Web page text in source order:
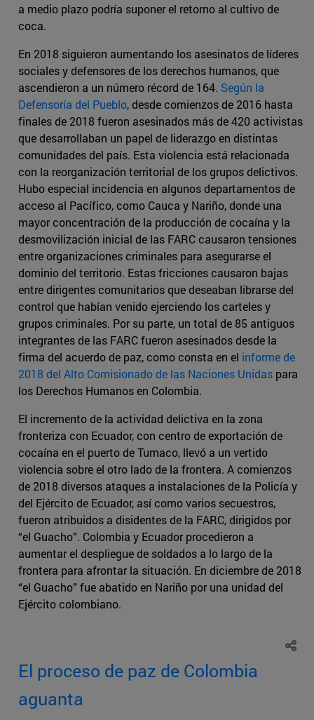
a medio plazo podría suponer el retorno al cultivo de
coca.
En 2018 siguieron aumentando los asesinatos de líderes
sociales y defensores de los derechos humanos, que
ascendieron a un número récord de 164. Según la
Defensoría del Pueblo, desde comienzos de 2016 hasta
finales de 2018 fueron asesinados más de 420 activistas
que desarrollaban un papel de liderazgo en distintas
comunidades del país. Esta violencia está relacionada
con la reorganización territorial de los grupos delictivos.
Hubo especial incidencia en algunos departamentos de
acceso al Pacífico, como Cauca y Nariño, donde una
mayor concentración de la producción de cocaína y la
desmovilización inicial de las FARC causaron tensiones
entre organizaciones criminales para asegurarse el
dominio del territorio. Estas fricciones causaron bajas
entre dirigentes comunitarios que deseaban librarse del
control que habían venido ejerciendo los carteles y
grupos criminales. Por su parte, un total de 85 antiguos
integrantes de las FARC fueron asesinados desde la
firma del acuerdo de paz, como consta en el informe de
2018 del Alto Comisionado de las Naciones Unidas para
los Derechos Humanos en Colombia.
El incremento de la actividad delictiva en la zona
fronteriza con Ecuador, con centro de exportación de
cocaína en el puerto de Tumaco, llevó a un vertido
violencia sobre el otro lado de la frontera. A comienzos
de 2018 diversos ataques a instalaciones de la Policía y
del Ejército de Ecuador, así como varios secuestros,
fueron atribuidos a disidentes de la FARC, dirigidos por
“el Guacho”. Colombia y Ecuador procedieron a
aumentar el despliegue de soldados a lo largo de la
frontera para afrontar la situación. En diciembre de 2018
“el Guacho” fue abatido en Nariño por una unidad del
Ejército colombiano.
El proceso de paz de Colombia
aguanta